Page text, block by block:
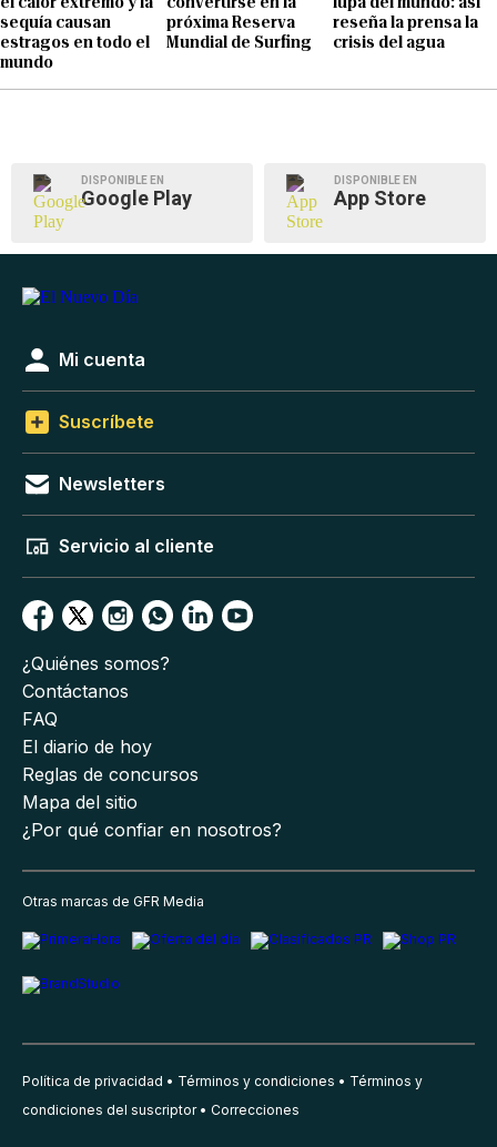
sequía causan
estragos en todo el
mundo
próxima Reserva
Mundial de Surfing
reseña la prensa la
crisis del agua
DISPONIBLE EN
Google Play
DISPONIBLE EN
App Store
Mi cuenta
Suscríbete
Newsletters
Servicio al cliente
¿Quiénes somos?
Contáctanos
FAQ
El diario de hoy
Reglas de concursos
Mapa del sitio
¿Por qué confiar en nosotros?
Otras marcas de GFR Media
Política de privacidad Términos y condiciones
Términos y
condiciones del suscriptor
Correcciones